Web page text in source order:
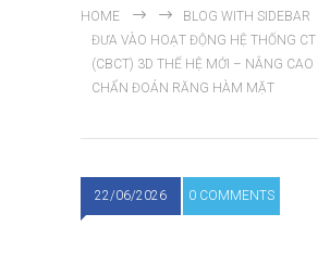
HOME
BLOG WITH SIDEBAR
ĐƯA VÀO HOẠT ĐỘNG HỆ THỐNG
(CBCT) 3D THẾ HỆ MỚI – NÂNG CAO
CHẨN ĐOÁN RĂNG HÀM MẶT
22/06/2026 0 COMMENTS